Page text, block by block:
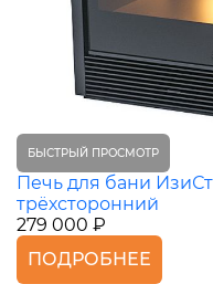
БЫСТРЫЙ ПРОСМОТР
Печь для бани
трёхсторонний
279 000 ₽
ПОДРОБНЕЕ